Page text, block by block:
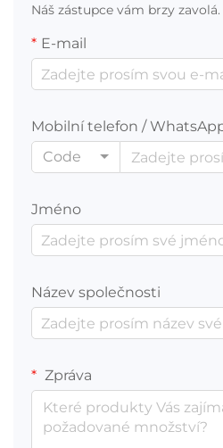
Náš zástupce vám brzy zavolá.
E-mail
Mobilní telefon /
Code
Jméno
Název společnosti
Zpráva